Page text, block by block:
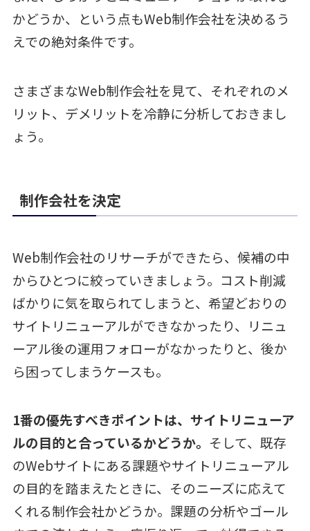
かどうか、という点もWeb制作会社を決めるう
えでの絶対条件です。
さまざまなWeb制作会社を見て、それぞれのメ
リット、デメリットを冷静に分析しておきまし
ょう。
制作会社を決定
Web制作会社のリサーチができたら、候補の中
からひとつに絞っていきましょう。コスト削減
ばかりに気を取られてしまうと、希望どおりの
サイトリニューアルができなかったり、リニュ
ーアル後の運用フォローがなかったりと、後か
ら困ってしまうケースも。
1番の優先すべきポイントは、サイトリニューア
ルの目的と合っているかどうか。 そして、既存
のWebサイトにある課題やサイトリニューアル
の目的を踏まえたときに、そのニーズに応えて
くれる制作会社かどうか。課題の分析やゴール